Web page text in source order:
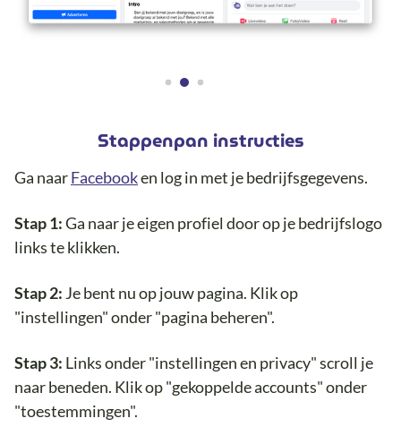
Stappenpan instructies
Ga naarFacebooken log in met je bedrijfsgegevens.
Stap 1:Ga naar je eigen profiel door op je bedrijfslogo
links te klikken.
Stap 2: Je bent nu op jouw pagina. Klik op
"instellingen" onder "pagina beheren".
Stap 3: Links onder "instellingen en privacy" scroll je
naar beneden. Klik op "gekoppelde accounts" onder
"toestemmingen".